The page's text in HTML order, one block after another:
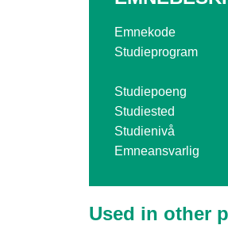
n
Emnekode
Studieprogram
Studiepoeng
Studiested
Studienivå
Emneansvarlig
Used in other